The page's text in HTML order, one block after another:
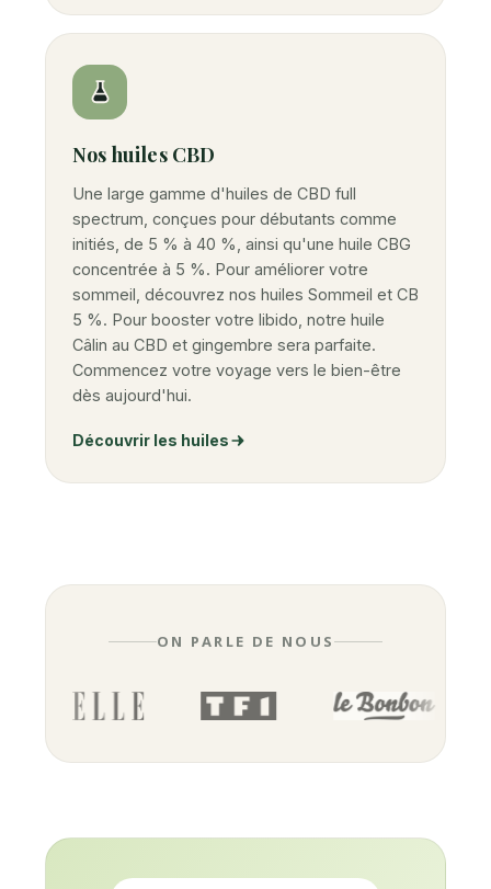
Nos huiles CBD
Une large gamme d'huiles de CBD full
spectrum, conçues pour débutants comme
initiés, de 5 % à 40 %, ainsi qu'une huile CBG
concentrée à 5 %. Pour améliorer votre
sommeil, découvrez nos huiles Sommeil et CB
5 %. Pour booster votre libido, notre huile
Câlin au CBD et gingembre sera parfaite.
Commencez votre voyage vers le bien-être
dès aujourd'hui.
Découvrir les huiles
ON PARLE DE NOUS